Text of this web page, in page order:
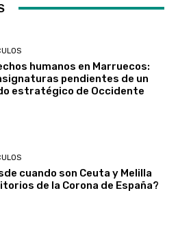
humanos en Marruecos:
pendientes de un
estratégico de Occidente
cuando son Ceuta y Melilla
de la Corona de España?